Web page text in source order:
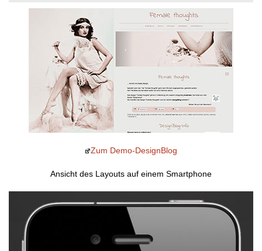
Zum Demo-DesignBlog
Ansicht des Layouts auf einem Smartphone